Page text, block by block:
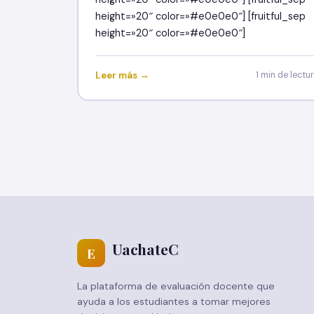
height=»20″ color=»#e0e0e0″] [fruitful_sep
height=»20″ color=»#e0e0e0″]
Leer más → 1 min de
E UachateC
La plataforma de evaluación docente que
ayuda a los estudiantes a tomar mejores